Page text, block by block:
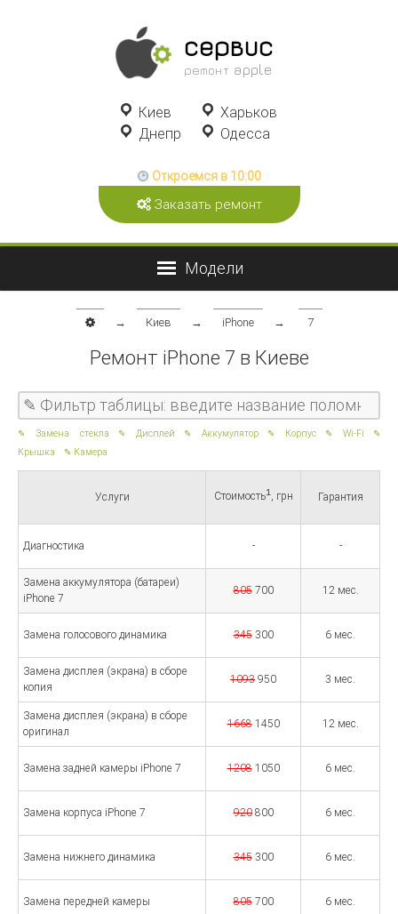
сервис
ремонт apple
Киев
Харьков
Днепр
Одесса
Откроемся в 10:00
Заказать ремонт
→ Киев → iPhone → 7
Ремонт iPhone 7 в Киеве
Замена стекла Дисплей Аккумулятор Корпус
Wi-Fi
Крышка
Камера
Услуги Стоимость1, грн Гарантия
Диагностика - -
Замена аккумулятора (батареи)
iPhone 7
805700 12 мес.
Замена голосового динамика 345300 6 мес.
Замена дисплея (экрана) в сборе
копия
1093 950 3 мес.
Замена дисплея (экрана) в сборе
оригинал
16681450 12 мес.
Замена задней камеры iPhone 7 12081050 6 мес.
Замена корпуса iPhone 7 920800 6 мес.
Замена нижнего динамика 345300 6 мес.
Замена передней камеры 805700 6 мес.